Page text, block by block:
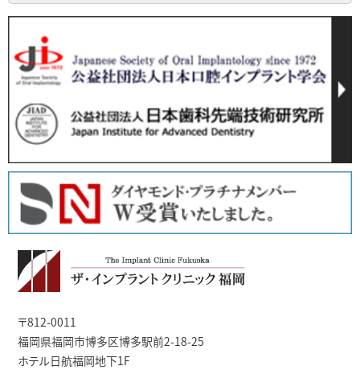
〒812-0011
福岡県福岡市博多区博多駅前2-18-25
ホテル日航福岡地下1F